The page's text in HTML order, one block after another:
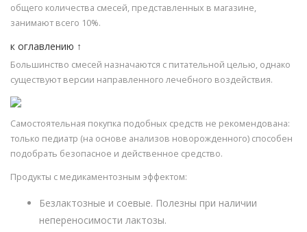
общего количества смесей, представленных в магазине,
занимают всего 10%.
к оглавлению ↑
Большинство смесей назначаются с питательной целью, однако
существуют версии направленного лечебного воздействия.
Самостоятельная покупка подобных средств не рекомендована:
только педиатр (на основе анализов новорожденного) способен
подобрать безопасное и действенное средство.
Продукты с медикаментозным эффектом:
Безлактозные и соевые. Полезны при наличии
непереносимости лактозы.